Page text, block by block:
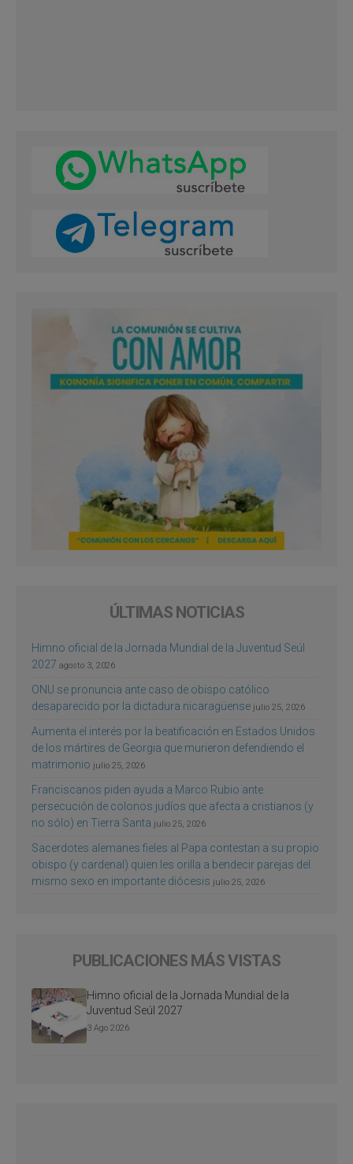
ÚLTIMAS NOTICIAS
Himno oficial de la Jornada Mundial de la Juventud Seúl
2027 agosto 3, 2026
ONU se pronuncia ante caso de obispo católico
desaparecido por la dictadura nicaragüense julio 25, 2026
Aumenta el interés por la beatificación en Estados Unidos
de los mártires de Georgia que murieron defendiendo el
matrimonio julio 25, 2026
Franciscanos piden ayuda a Marco Rubio ante
persecución de colonos judíos que afecta a cristianos (y
no sólo) en Tierra Santa julio 25, 2026
Sacerdotes alemanes fieles al Papa contestan a su propio
obispo (y cardenal) quien les orilla a bendecir parejas del
mismo sexo en importante diócesis julio 25, 2026
PUBLICACIONES MÁS VISTAS
Himno oficial de la Jornada Mundial de la
Juventud Seúl 2027
3 Ago 2026